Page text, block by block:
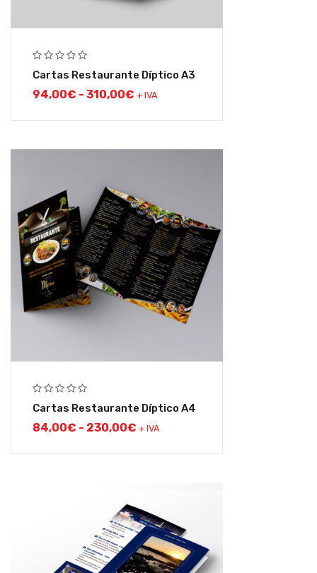
Cartas Restaurante Díptico A3
94,00€ - 310,00€ + IVA
Cartas Restaurante Díptico A4
84,00€ - 230,00€ + IVA